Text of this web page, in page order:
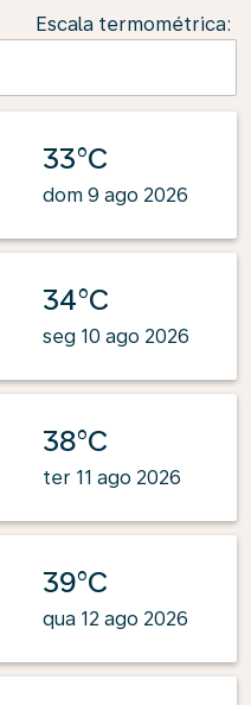
Escala termométrica:
33°C
dom 9 ago 2026
34°C
seg 10 ago 2026
38°C
ter 11 ago 2026
39°C
qua 12 ago 2026